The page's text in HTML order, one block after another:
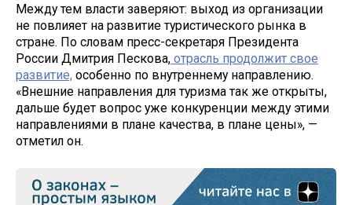
Между тем власти заверяют: выход из организации
не повлияет на развитие туристического рынка в
стране. По словам пресс-секретаря Президента
России Дмитрия Пескова, отрасль продолжит свое
развитие, особенно по внутреннему направлению.
«Внешние направления для туризма так же открыты,
дальше будет вопрос уже конкуренции между этими
направлениями в плане качества, в плане цены», —
отметил он.